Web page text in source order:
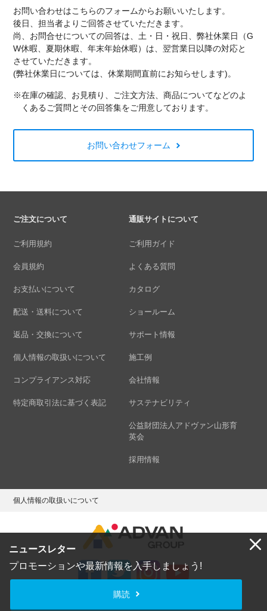
ニュースレター
プロモーションや最新情報を入手しましょう!
購読
お問い合わせはこちらのフォームからお願いいたします。
後日、担当者よりご回答させていただきます。
尚、お問合せについての回答は、土・日・祝日、弊社休業日（G
W休暇、夏期休暇、年末年始休暇）は、翌営業日以降の対応と
させていただきます。
(弊社休業日については、休業期間直前にお知らせします)。
※在庫の確認、お見積り、ご注文方法、商品についてなどのよ
くあるご質問とその回答集をご用意しております。
お問い合わせフォーム
ご注文について
ご利用規約
会員規約
お支払いについて
配送・送料について
返品・交換について
個人情報の取扱いについて
コンプライアンス対応
特定商取引法に基づく表記
通販サイトについて
ご利用ガイド
よくある質問
カタログ
ショールーム
サポート情報
施工例
会社情報
サステナビリティ
公益財団法人アドヴァン山形育
英会
採用情報
個人情報の取扱いについて